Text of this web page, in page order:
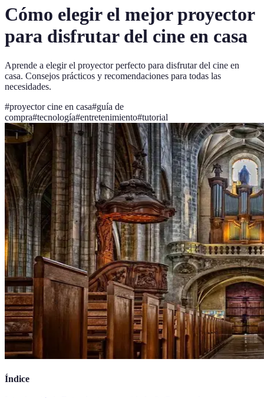
Cómo elegir el mejor proyector
para disfrutar del cine en casa
Aprende a elegir el proyector perfecto para disfrutar del cine en
casa. Consejos prácticos y recomendaciones para todas las
necesidades.
#proyector cine en casa#guía de
compra#tecnología#entretenimiento#tutorial
Índice